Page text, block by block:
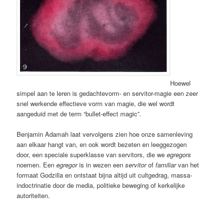
Hoewel
simpel aan te leren is gedachtevorm- en servitor-magie een zeer
snel werkende effectieve vorm van magie, die wel wordt
aangeduid met de term “bullet-effect magic”.
Benjamin Adamah laat vervolgens zien hoe onze samenleving
aan elkaar hangt van, en ook wordt bezeten en leeggezogen
door, een speciale superklasse van servitors, die weegregors
noemen. Eenegregoris in wezen eenservitoroffamiliarvan het
formaat Godzilla en ontstaat bijna altijd uit cultgedrag, massa-
indoctrinatie door de media, politieke beweging of kerkelijke
autoriteiten.